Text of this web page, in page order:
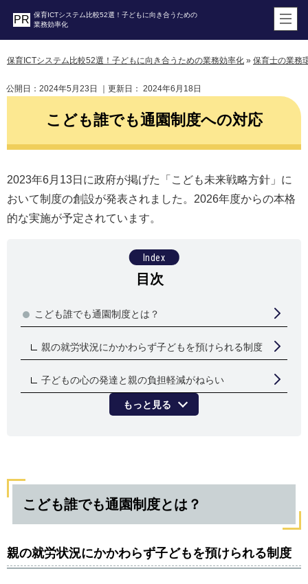
保育ICTシステム比較52選！子どもに向き合うための
業務効率化
保育ICTシステム比較52選！子どもに向き合うための業務効率化 » 保育士の業務
公開日： 2024年5月23日 ｜更新日： 2024年6月18日
こども誰でも通園制度への対応
2023年6月13日に政府が掲げた「こども未来戦略方針」に
おいて制度の創設が発表されました。2026年度からの本格
的な実施が予定されています。
こども誰でも通園制度とは？
親の就労状況にかかわらず子どもを預けられる制度
子どもの心の発達と親の負担軽減がねらい
もっと見る
こども誰でも通園制度とは？
親の就労状況にかかわらず子どもを預けられる制度